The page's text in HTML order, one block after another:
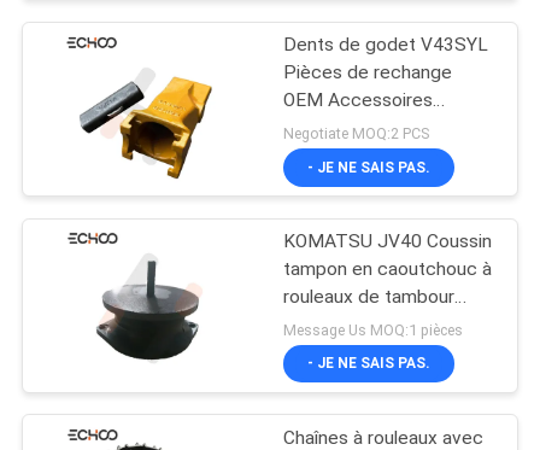
Pièces de train de
roulement de
rechange
1126
Chenille Crane
Undercarriage Parts
Dents de godet V43SYL
Pièces de rechange
OEM Accessoires
supérieurs pour
excavatrice Prix de gros
Negotiate MOQ:2 PCS
- JE NE SAIS PAS.
KOMATSU JV40 Coussin
tampon en caoutchouc à
rouleaux de tambour
Parties détachées
d'équipements de
construction
Message Us MOQ:1 pièces
- JE NE SAIS PAS.
Chaînes à rouleaux avec